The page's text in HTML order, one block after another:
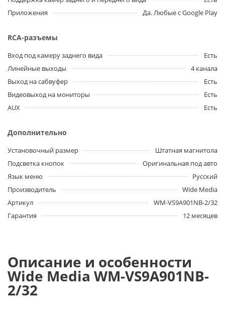
Приложения
Да. Любые с Google Play
RCA-разъемы
Вход под камеру заднего вида
Есть
Линейные выходы
4 канала
Выход на сабвуфер
Есть
Видеовыход на мониторы
Есть
AUX
Есть
Дополнительно
Установочный размер
Штатная магнитола
Подсветка кнопок
Оригинальная под авто
Язык меню
Русский
Производитель
Wide Media
Артикул
WM-VS9A901NB-2/32
Гарантия
12 месяцев
Описание и особенности
Wide Media WM-VS9A901NB-
2/32